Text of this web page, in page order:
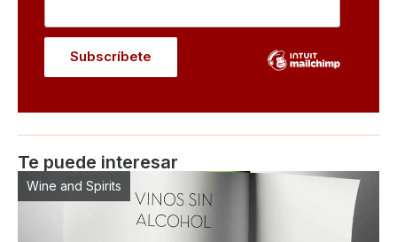
Te puede interesar
Wine and Spirits